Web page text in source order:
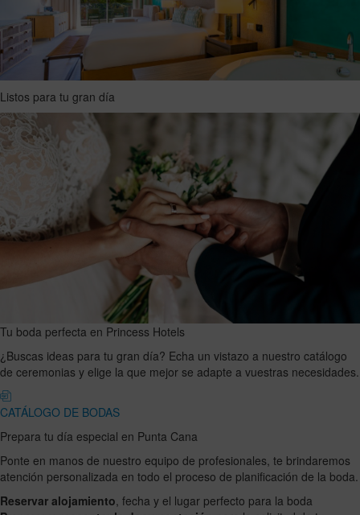
Listos para tu gran día
Tu boda perfecta en Princess Hotels
¿Buscas ideas para tu gran día? Echa un vistazo a nuestro catálogo
de ceremonias y elige la que mejor se adapte a vuestras necesidades.
CATÁLOGO DE BODAS
Prepara tu día especial en Punta Cana
Ponte en manos de nuestro equipo de profesionales, te brindaremos
atención personalizada en todo el proceso de planificación de la boda.
Reservar alojamiento , fecha y el lugar perfecto para la boda